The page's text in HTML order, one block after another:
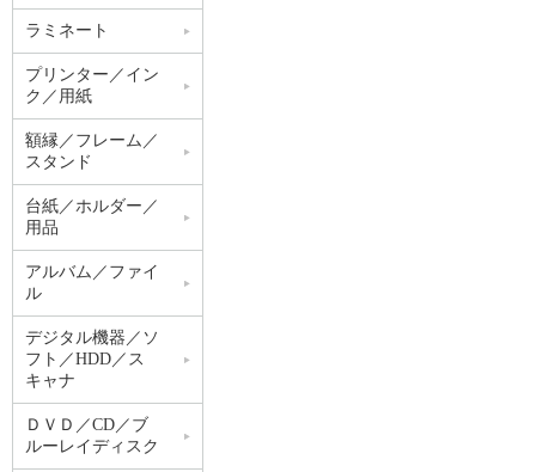
ラミネート
プリンター／イン
ク／用紙
額縁／フレーム／
スタンド
台紙／ホルダー／
用品
アルバム／ファイ
ル
デジタル機器／ソ
フト／HDD／ス
キャナ
ＤＶＤ／CD／ブ
ルーレイディスク